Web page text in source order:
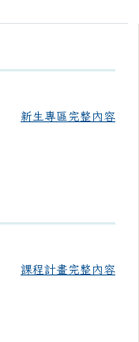
新生專區完整內容
課程計畫完整內容